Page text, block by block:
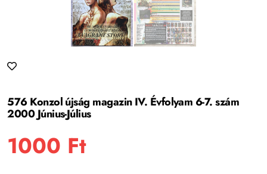
576 Konzol újság magazin IV. Évfolyam 6-7. szám
2000 Június-Július
1000 Ft